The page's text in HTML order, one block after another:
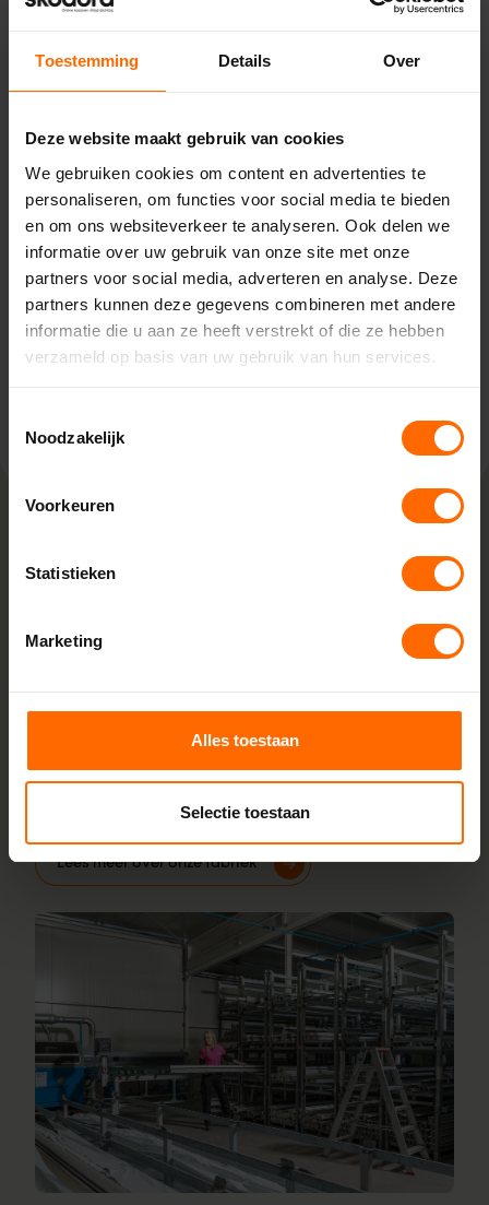
Toestemming Details Over
Deze website maakt gebruik van cookies
We gebruiken cookies om content en advertenties te
personaliseren, om functies voor social media te bieden
en om ons websiteverkeer te analyseren. Ook delen we
informatie over uw gebruik van onze site met onze
partners voor social media, adverteren en analyse. Deze
partners kunnen deze gegevens combineren met andere
informatie die u aan ze heeft verstrekt of die ze hebben
verzameld op basis van uw gebruik van hun services.
Noodzakelijk
Voorkeuren
Statistieken
Marketing
Alles toestaan
Selectie toestaan
Pick-up point
Roden – Bouwcenter Concordia
Ceintuurbaan Noord 135,
9301 NT Roden
0513335000
roden@skodora.nl
Selecteren als mijn vestiging
Lokaal geproduceerd in onze eigen
fabriek
zonder omwegen. We produceren alles zelf in onze
prijzen en korte productietijden. Jouw kozijnen stel je
de buurt Harkema. Heb je vragen? Dan staan onze
vakmensen direct voor je klaar.
Lees meer over onze fabriek